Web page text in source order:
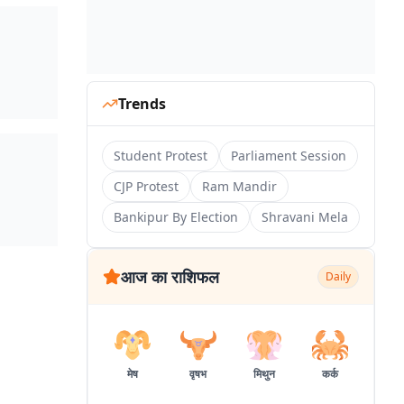
Trends
Student Protest
Parliament Session
CJP Protest
Ram Mandir
Bankipur By Election
Shravani Mela
आज का राशिफल Daily
मेष वृषभ मिथुन कर्क